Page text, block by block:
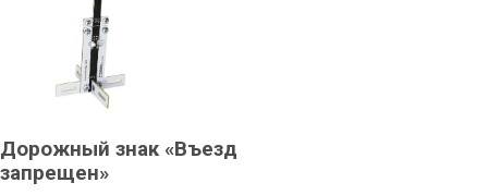
Дорожный знак «Въезд
запрещен»